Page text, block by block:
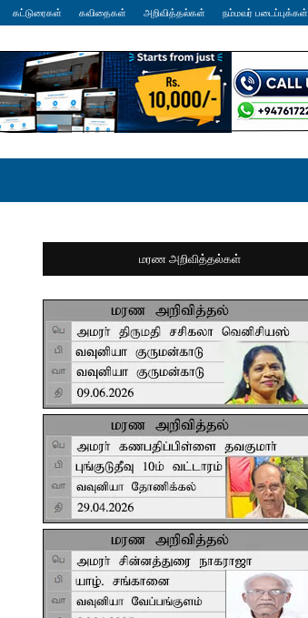
கட்டுரைகள் கவிதைகள் அறிவித்தல்கள் நம்மவர் படைப்புக்கள்
மரண அறிவித்தல்கள்